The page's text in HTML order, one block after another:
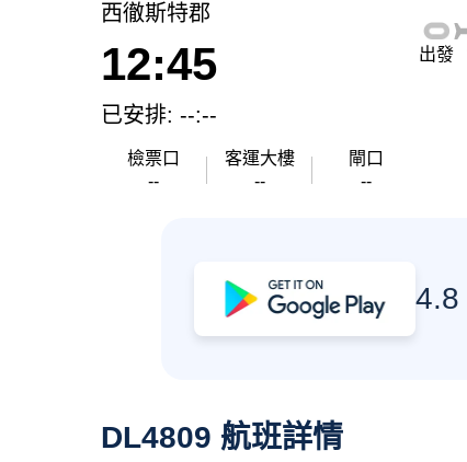
西徹斯特郡
12:45
已安排: --:--
檢票口
--
客運大樓
--
閘口
--
出發
4.8
DL4809 航班詳情